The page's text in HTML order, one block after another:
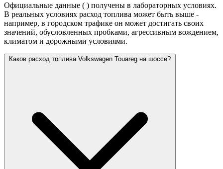
Официальные данные ( ) получены в лабораторных условиях.
В реальных условиях расход топлива может быть выше -
например, в городском трафике он может достигать своих
значений, обусловленных пробками, агрессивным вождением,
климатом и дорожными условиями.
Каков расход топлива Volkswagen Touareg на шоссе?